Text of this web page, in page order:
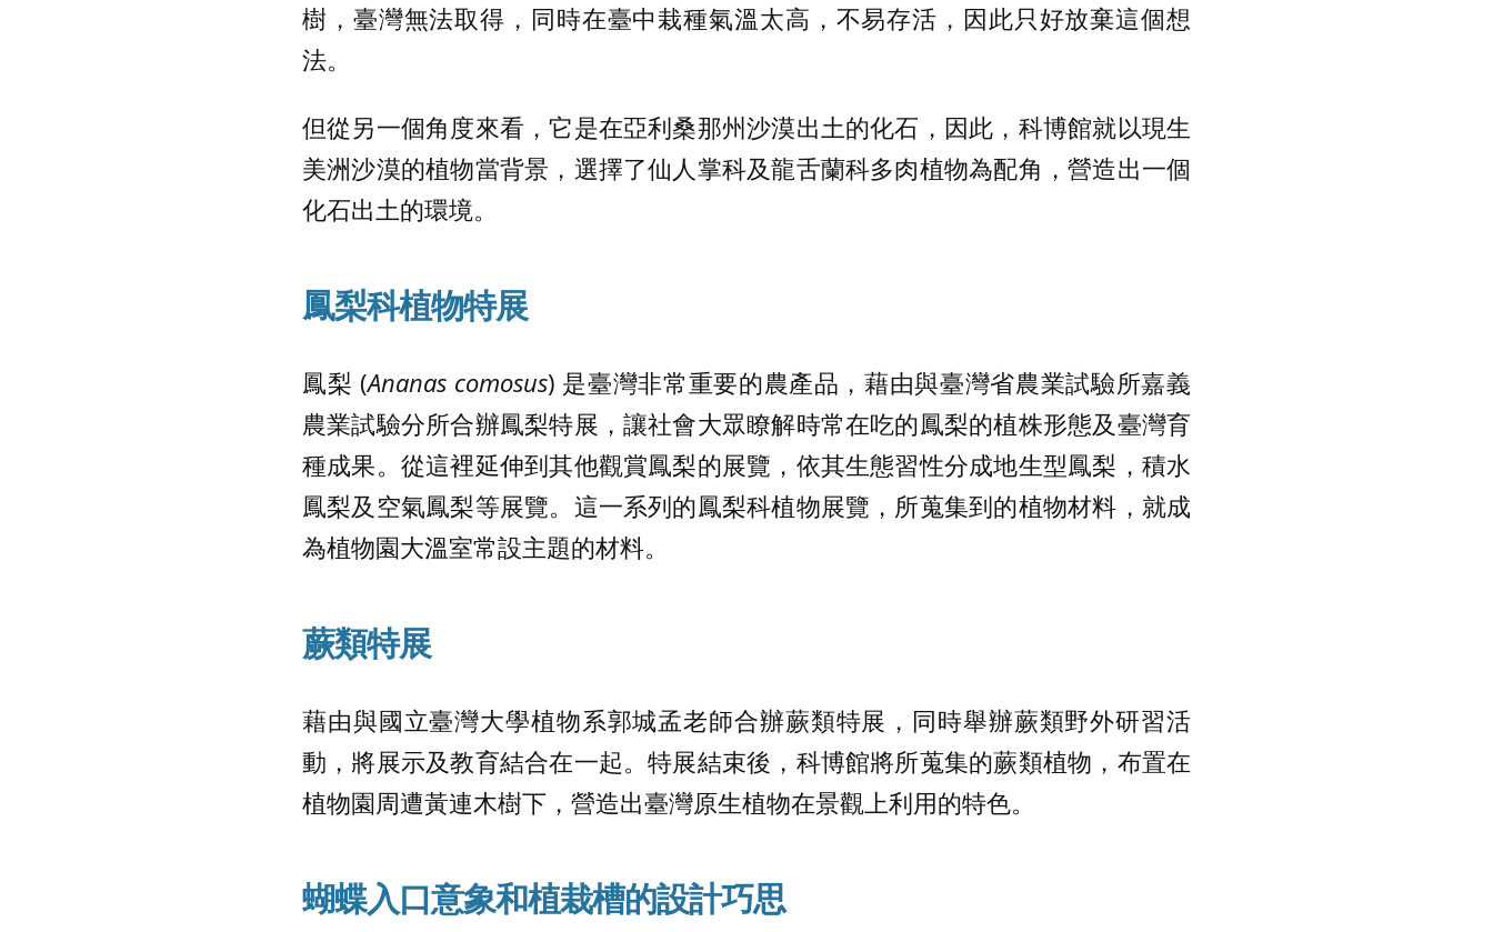
樹，臺灣無法取得，同時在臺中栽種氣溫太高，不易存活，因此只好放棄這個想
法。
但從另一個角度來看，它是在亞利桑那州沙漠出土的化石，因此，科博館就以現生
美洲沙漠的植物當背景，選擇了仙人掌科及龍舌蘭科多肉植物為配角，營造出一個
化石出土的環境。
鳳梨科植物特展
鳳梨 (Ananas comosus) 是臺灣非常重要的農產品，藉由與臺灣省農業試驗所嘉義
農業試驗分所合辦鳳梨特展，讓社會大眾瞭解時常在吃的鳳梨的植株形態及臺灣育
種成果。從這裡延伸到其他觀賞鳳梨的展覽，依其生態習性分成地生型鳳梨，積水
鳳梨及空氣鳳梨等展覽。這一系列的鳳梨科植物展覽，所蒐集到的植物材料，就成
為植物園大溫室常設主題的材料。
蕨類特展
藉由與國立臺灣大學植物系郭城孟老師合辦蕨類特展，同時舉辦蕨類野外研習活
動，將展示及教育結合在一起。特展結束後，科博館將所蒐集的蕨類植物，布置在
植物園周遭黃連木樹下，營造出臺灣原生植物在景觀上利用的特色。
蝴蝶入口意象和植栽槽的設計巧思